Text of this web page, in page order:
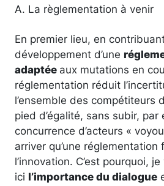
A. La règlementation à venir
En premier lieu, en
développement d’une
adaptée aux mutations en
réglementation réduit
l’ensemble des compétiteurs
pied d’égalité, sans subir, par
concurrence d’acteurs «
arriver qu’une
l’innovation. C’est pourquoi,
ici l’importance du dialogue